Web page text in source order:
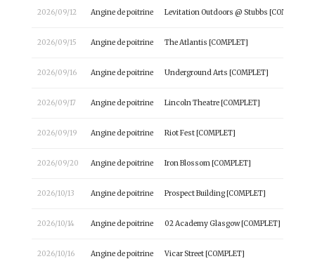
2026/09/12 Angine de poitrine Levitation Outdoors @ Stubbs [COMPLET]
2026/09/15 Angine de poitrine The Atlantis [COMPLET]
2026/09/16 Angine de poitrine Underground Arts [COMPLET]
2026/09/17 Angine de poitrine Lincoln Theatre [COMPLET]
2026/09/19 Angine de poitrine Riot Fest [COMPLET]
2026/09/20 Angine de poitrine Iron Blossom [COMPLET]
2026/10/13 Angine de poitrine Prospect Building [COMPLET]
2026/10/14 Angine de poitrine 02 Academy Glasgow [COMPLET]
2026/10/16 Angine de poitrine Vicar Street [COMPLET]